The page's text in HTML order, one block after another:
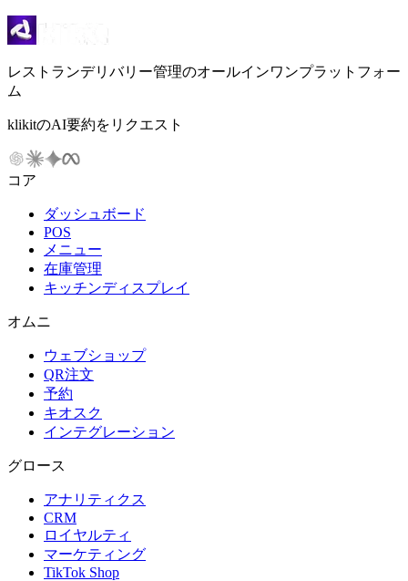
レストランデリバリー管理のオールインワンプラットフォー
ム
klikitのAI要約をリクエスト
コア
ダッシュボード
POS
メニュー
在庫管理
キッチンディスプレイ
オムニ
ウェブショップ
QR注文
予約
キオスク
インテグレーション
グロース
アナリティクス
CRM
ロイヤルティ
マーケティング
TikTok Shop